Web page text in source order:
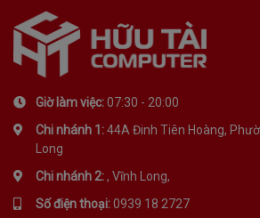
Giờ làm việc:07:30 - 20:00
Chi nhánh 1:44A Đinh Tiên Hoàng,
Long
Chi nhánh 2:, Vĩnh Long,
Số điện thoại:0939 18 2727